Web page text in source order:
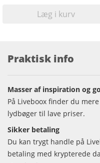
Læg i kurv
Praktisk info
Masser af inspiration og
På Liveboox finder du
lydbøger til lave priser.
Sikker betaling
Du kan trygt handle på
betaling med krypterede